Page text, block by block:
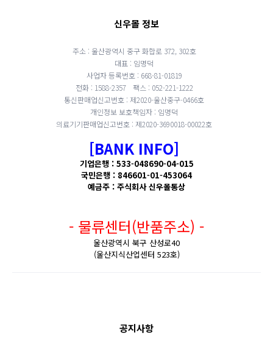
신우몰 정보
주소 : 울산광역시 중구 화합로 372, 302호
대표 : 임명덕
사업자 등록번호 : 668-81-01819
전화 : 1588-2357
팩스 : 052-221-1222
통신판매업신고번호 : 제2020-울산중구-0466호
개인정보 보호책임자 : 임명덕
의료기기판매업신고번호 : 제2020-3690018-00022호
[BANK INFO]
기업은행 : 533-048690-04-015
국민은행 : 846601-01-453064
예금주 : 주식회사 신우몰통상
- 물류센터(반품주소) -
울산광역시 북구 산성로40
(울산지식산업센터 523호)
공지사항